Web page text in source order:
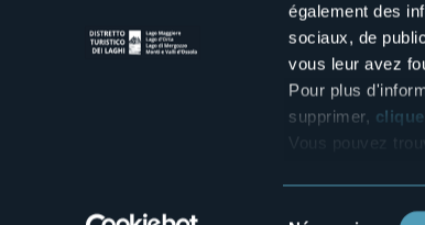
également des
sociaux, de
vous leur avez
Pour plus
supprimer,
Vous pouvez
Distretto Turistico dei Laghi Scrl
Sede legale e operativa: Corso Italia 26 - 28838
e